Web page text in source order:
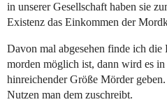
in unserer Gesellschaft haben sie
Existenz das Einkommen der
Davon mal abgesehen finde ich die
morden möglich ist, dann wird es
hinreichender Größe Mörder
Nutzen man dem zuschreibt.